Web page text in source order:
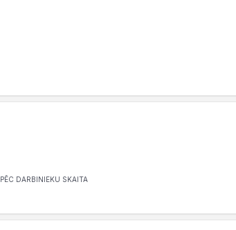
PĒC DARBINIEKU SKAITA